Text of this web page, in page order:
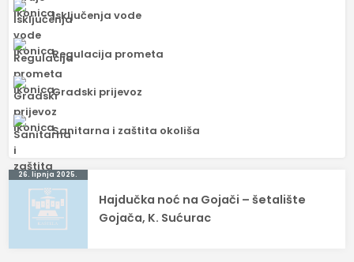
Isključenja vode
Regulacija prometa
Gradski prijevoz
Sanitarna i zaštita okoliša
Navigacija
objava
26. lipnja 2025.
Hajdučka noć na Gojači – šetalište
Gojača, K. Sućurac